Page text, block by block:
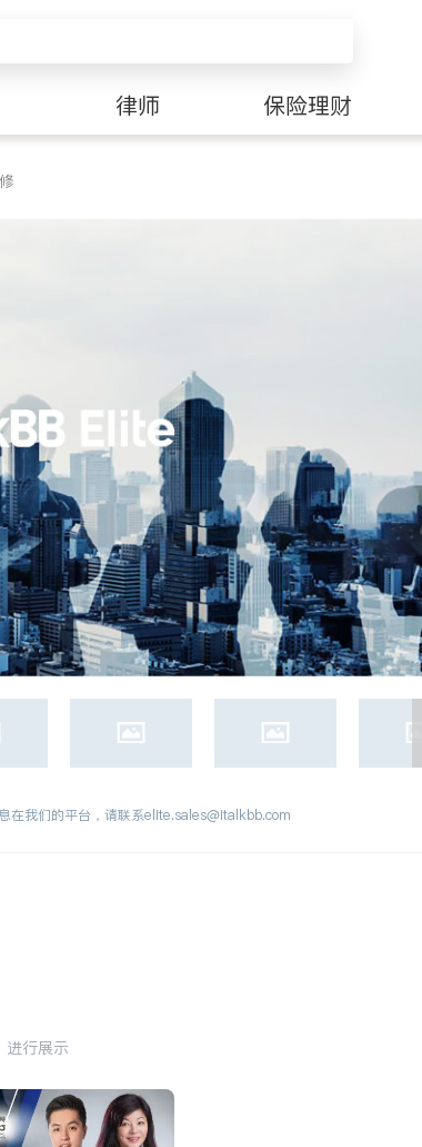
律师 保险理财
在我们的平台，请联系elite.sales@italkbb.com
进行展示